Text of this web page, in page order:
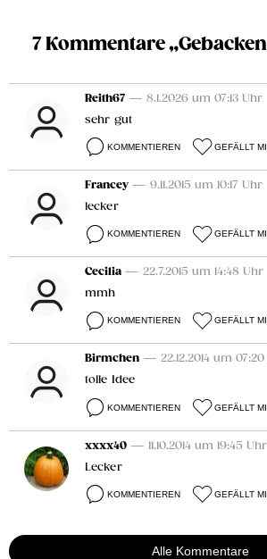
7 Kommentare
Reith67 — 8.1.2026 um 07:13 Uhr
sehr gut
KOMMENTIEREN GEFÄLLT
Francey — 9.11.2015 um 10:17 Uhr
lecker
KOMMENTIEREN GEFÄLLT
Cecilia — 22.7.2015 um 14:48 Uhr
mmh
KOMMENTIEREN GEFÄLLT
Birmchen — 22.12.2014 um
tolle Idee
KOMMENTIEREN GEFÄLLT
xxxx40 — 11.10.2014 um 19:45 Uhr
Lecker
KOMMENTIEREN GEFÄLLT
Alle Kommentare